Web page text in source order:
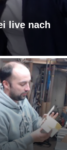
live nach